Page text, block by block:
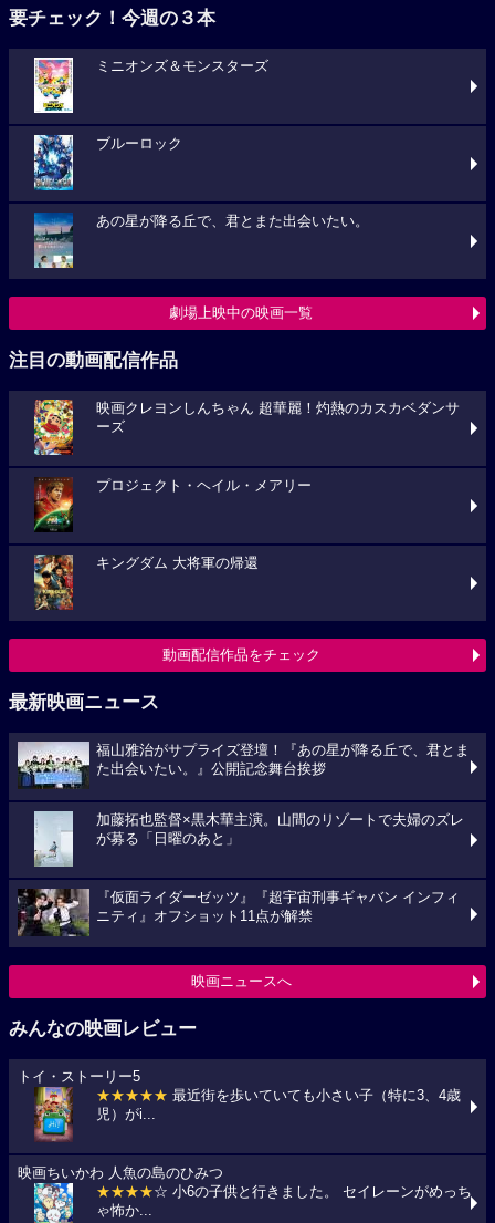
要チェック！今週の３本
ミニオンズ＆モンスターズ
ブルーロック
あの星が降る丘で、君とまた出会いたい。
劇場上映中の映画一覧
注目の動画配信作品
映画クレヨンしんちゃん 超華麗！灼熱のカスカベダンサ
ーズ
プロジェクト・ヘイル・メアリー
キングダム 大将軍の帰還
動画配信作品をチェック
最新映画ニュース
福山雅治がサプライズ登壇！『あの星が降る丘で、君とま
た出会いたい。』公開記念舞台挨拶
加藤拓也監督×黒木華主演。山間のリゾートで夫婦のズレ
が募る「日曜のあと」
『仮面ライダーゼッツ』『超宇宙刑事ギャバン インフィ
ニティ』オフショット11点が解禁
映画ニュースへ
みんなの映画レビュー
トイ・ストーリー5
★★★★★ 最近街を歩いていても小さい子（特に3、4歳
児）がi...
映画ちいかわ 人魚の島のひみつ
★★★★☆ 小6の子供と行きました。 セイレーンがめっち
ゃ怖か...